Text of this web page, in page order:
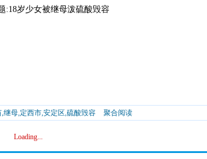
:18岁少女被继母泼硫酸毁容
继母,定西市,安定区,硫酸毁容 聚合阅读
Loading...